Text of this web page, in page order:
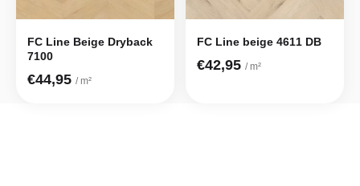
FC Line Beige Dryback
7100
€44,95 / m²
FC Line beige 4611 DB
€42,95 / m²